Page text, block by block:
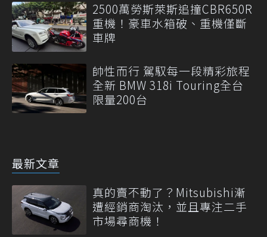
2500萬勞斯萊斯追撞CBR650R
重機！豪車水箱破、重機僅斷
車牌
帥性而行 駕馭每一段精彩旅程
全新 BMW 318i Touring全台
限量200台
最新文章
真的賣不動了？Mitsubishi漸
遭經銷商淘汰，並且專注二手
市場尋商機！